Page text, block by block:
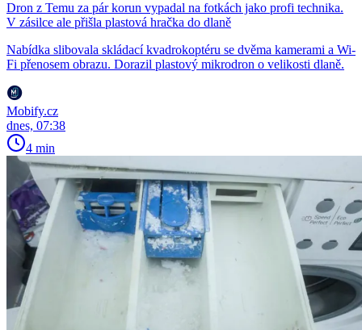
Dron z Temu za pár korun vypadal na fotkách jako profi technika.
V zásilce ale přišla plastová hračka do dlaně
Nabídka slibovala skládací kvadrokoptéru se dvěma kamerami a Wi-
Fi přenosem obrazu. Dorazil plastový mikrodron o velikosti dlaně.
Mobify.cz
dnes, 07:38
4 min